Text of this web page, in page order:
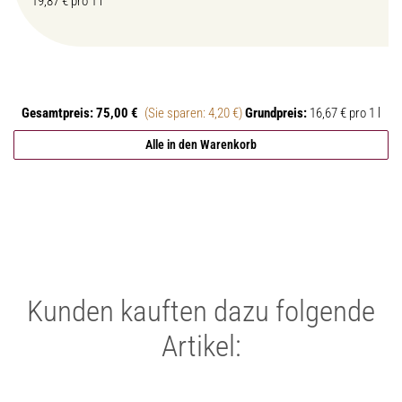
Gesamtpreis:75,00 € (Sie sparen: 4,20 €)Grundpreis: 16,67 € pro 1 l
Alle in den Warenkorb
Kunden kauften dazu folgende
Artikel: